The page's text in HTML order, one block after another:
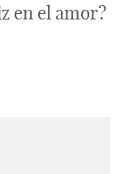
en el amor?